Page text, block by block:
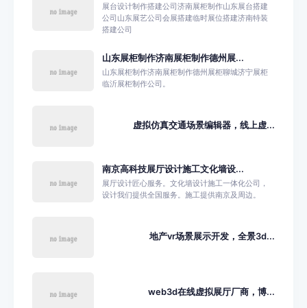
展台设计制作搭建公司济南展柜制作山东展台搭建
公司山东展艺公司会展搭建临时展位搭建济南特装
搭建公司
山东展柜制作济南展柜制作德州展...
山东展柜制作济南展柜制作德州展柜聊城济宁展柜
临沂展柜制作公司。
虚拟仿真交通场景编辑器，线上虚...
南京高科技展厅设计施工文化墙设...
展厅设计匠心服务。文化墙设计施工一体化公司，
设计我们提供全国服务。施工提供南京及周边。
地产vr场景展示开发，全景3d...
web3d在线虚拟展厅厂商，博...